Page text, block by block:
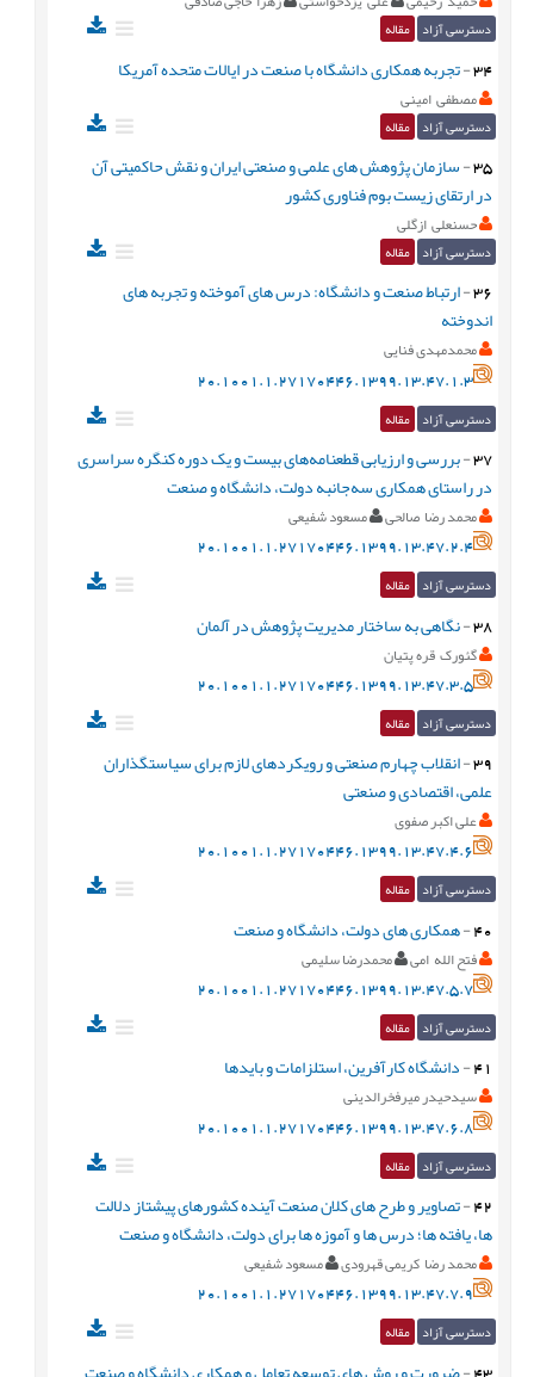
دسترسی آزاد مقاله
34
-تجربه همکاری دانشگاه با صنعت در ایالات متحده آمریکا
مصطفی امینی
دسترسی آزاد مقاله
35
-سازمان پژوهش های علمی و صنعتی ایران و نقش حاکمیتی آن
در ارتقای زیست بوم فناوری کشور
حسنعلی ازگلی
دسترسی آزاد مقاله
36
-ارتباط صنعت و دانشگاه: درس های آموخته و تجربه های
اندوخته
محمدمهدی فنایی
20.1001.1.27170446.1399.13.47.1.3
دسترسی آزاد مقاله
37
-بررسی و ارزیابی قطعنامه‌های بیست و یک دوره کنگره سراسری
در راستای همکاری سه‌جانبه دولت، دانشگاه و صنعت
محمد رضا صالحی مسعود شفیعی
20.1001.1.27170446.1399.13.47.2.4
دسترسی آزاد مقاله
38
-نگاهی به ساختار مدیریت پژوهش در آلمان
گئورک قره پتیان
20.1001.1.27170446.1399.13.47.3.5
دسترسی آزاد مقاله
39
-انقلاب چهارم صنعتی و رویکردهای لازم برای سیاستگذاران
علمی، اقتصادی و صنعتی
علی اکبر صفوی
20.1001.1.27170446.1399.13.47.4.6
دسترسی آزاد مقاله
40
-همکاری های دولت، دانشگاه و صنعت
فتح الله امی محمدرضا سلیمی
20.1001.1.27170446.1399.13.47.5.7
دسترسی آزاد مقاله
41
-دانشگاه کارآفرین، استلزامات و بایدها
سیدحیدر میرفخرالدینی
20.1001.1.27170446.1399.13.47.6.8
دسترسی آزاد مقاله
42
-تصاویر و طرح های کلان صنعت آینده کشورهای پیشتاز دلالت
ها، یافته ها؛ درس ها و آموزه ها برای دولت، دانشگاه و صنعت
محمد رضا کریمی قهرودی مسعود شفیعی
20.1001.1.27170446.1399.13.47.7.9
دسترسی آزاد مقاله